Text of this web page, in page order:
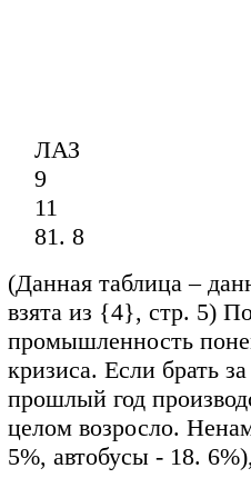
ЛАЗ
9
11
81. 8
(Данная таблица –
взята из {4}, стр. 5)
промышленность
кризиса. Если брать
прошлый год
целом возросло.
5%, автобусы - 18.